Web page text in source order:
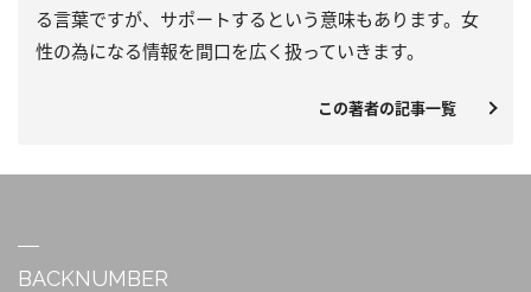
る言葉ですが、サポートするという意味もあります。女
性の為になる情報を間口を広く扱っていきます。
この著者の記事一覧
BACKNUMBER